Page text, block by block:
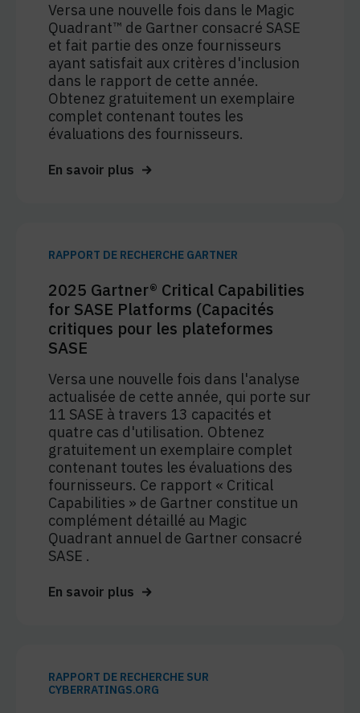
Versa une nouvelle fois dans le Magic
Quadrant™ de Gartner consacré SASE
et fait partie des onze fournisseurs
ayant satisfait aux critères d'inclusion
dans le rapport de cette année.
Obtenez gratuitement un exemplaire
complet contenant toutes les
évaluations des fournisseurs.
En savoir plus
RAPPORT DE RECHERCHE GARTNER
2025 Gartner® Critical Capabilities
for SASE Platforms (Capacités
critiques pour les plateformes
SASE
Versa une nouvelle fois dans l'analyse
actualisée de cette année, qui porte sur
11 SASE à travers 13 capacités et
quatre cas d'utilisation. Obtenez
gratuitement un exemplaire complet
contenant toutes les évaluations des
fournisseurs. Ce rapport « Critical
Capabilities » de Gartner constitue un
complément détaillé au Magic
Quadrant annuel de Gartner consacré
SASE .
En savoir plus
RAPPORT DE RECHERCHE SUR
CYBERRATINGS.ORG